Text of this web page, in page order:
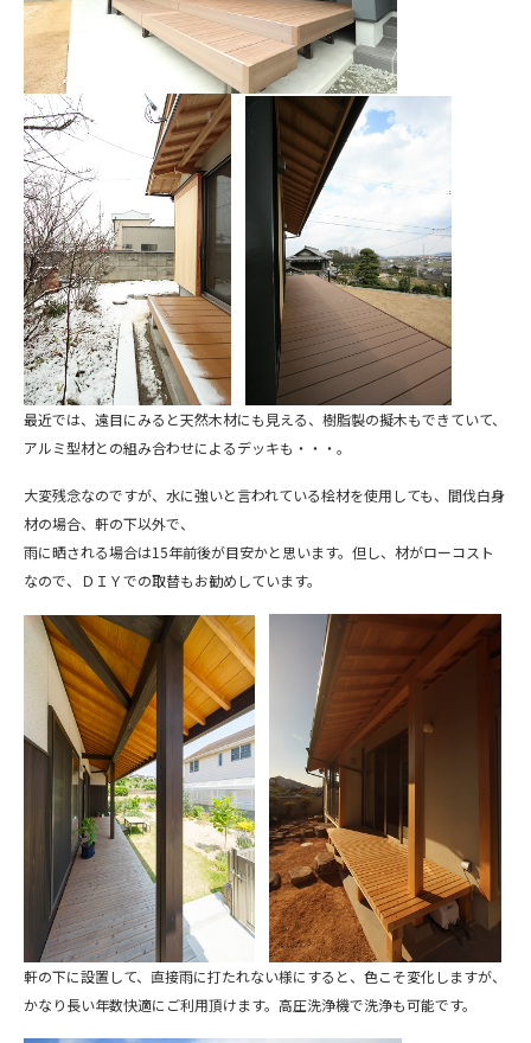
最近では、遠目にみると天然木材にも見える、樹脂製の擬木もできていて、
アルミ型材との組み合わせによるデッキも・・・。
大変残念なのですが、水に強いと言われている桧材を使用しても、間伐白身
材の場合、軒の下以外で、
雨に晒される場合は15年前後が目安かと思います。但し、材がローコスト
なので、ＤＩＹでの取替もお勧めしています。
軒の下に設置して、直接雨に打たれない様にすると、色こそ変化しますが、
かなり長い年数快適にご利用頂けます。高圧洗浄機で洗浄も可能です。